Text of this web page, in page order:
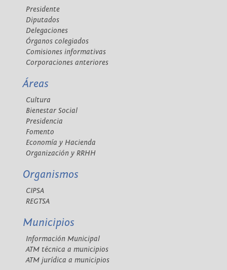
Presidente
Diputados
Delegaciones
Órganos colegiados
Comisiones informativas
Corporaciones anteriores
Áreas
Cultura
Bienestar Social
Presidencia
Fomento
Economía y Hacienda
Organización y RRHH
Organismos
CIPSA
REGTSA
Municipios
Información Municipal
ATM técnica a municipios
ATM jurídica a municipios